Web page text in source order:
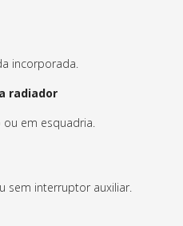
incorporada.
radiador
ou em esquadria.
sem interruptor auxiliar.